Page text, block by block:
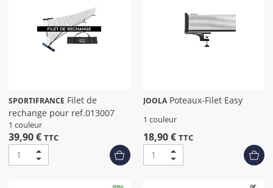
SPORTIFRANCE
rechange pour ref.013007
1 couleur
39,90 € TTC
JOOLA Poteaux-Filet Easy
1 couleur
18,90 € TTC